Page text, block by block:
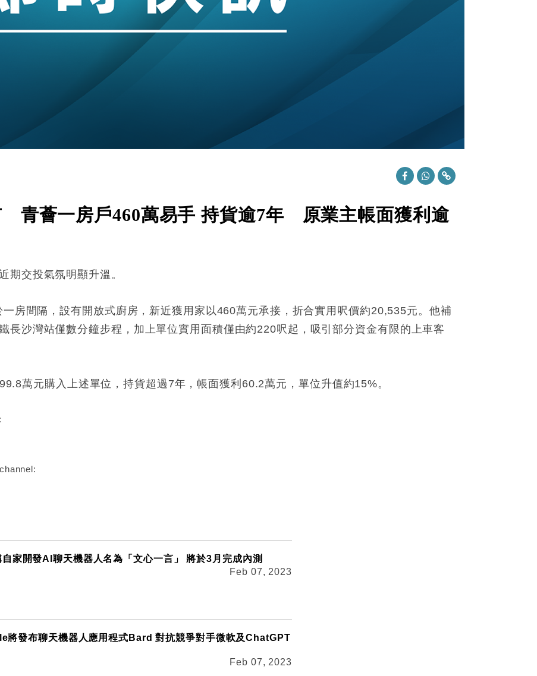
青薈一房戶460萬易手 持貨逾7年 原業主帳面獲利逾
期交投氣氛明顯升溫。
房間隔，設有開放式廚房，新近獲用家以460萬元承接，折合實用呎價約20,535元。他補
長沙灣站僅數分鐘步程，加上單位實用面積僅由約220呎起，吸引部分資金有限的上車客
萬元購入上述單位，持貨超過7年，帳面獲利60.2萬元，單位升值約15%。
家開發AI聊天機器人名為「文心一言」 將於3月完成內測
Feb 07, 2023
將發布聊天機器人應用程式Bard 對抗競爭對手微軟及ChatGPT
Feb 07, 2023